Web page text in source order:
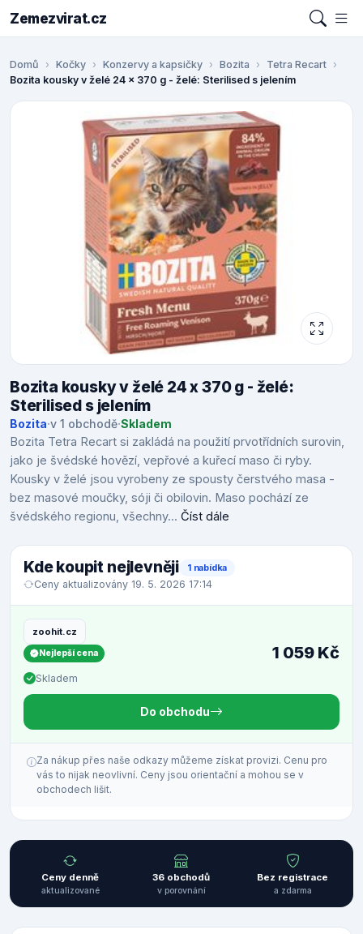
Zemezvirat.cz
Domů Kočky Konzervy a kapsičky Bozita
Tetra Recart
Bozita kousky v želé 24 x 370 g - želé: Sterilised s jelením
Bozita kousky v želé 24 x 370 g - želé:
Sterilised s jelením
Bozita·v 1 obchodě·Skladem
Bozita Tetra Recart si zakládá na použití prvotřídních surovin,
jako je švédské hovězí, vepřové a kuřecí maso či ryby.
Kousky v želé jsou vyrobeny ze spousty čerstvého masa -
bez masové moučky, sóji či obilovin. Maso pochází ze
švédského regionu, všechny... Číst dále
Kde koupit nejlevněji 1 nabídka
Ceny aktualizovány 19. 5. 2026 17:14
zoohit.cz
Nejlepší cena
Skladem
1 059 Kč
Do obchodu
Za nákup přes naše odkazy můžeme získat provizi. Cenu pro
vás to nijak neovlivní. Ceny jsou orientační a mohou se v
obchodech lišit.
Ceny denně
aktualizované
36 obchodů
v porovnání
Bez registrace
a zdarma